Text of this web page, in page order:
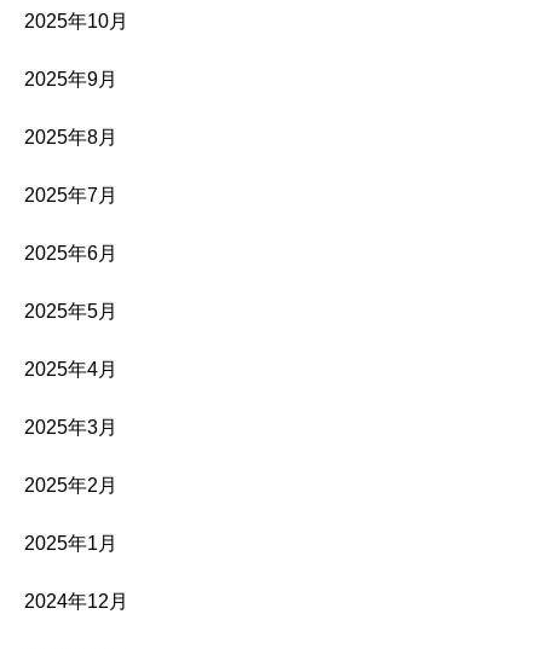
2025年10月
2025年9月
2025年8月
2025年7月
2025年6月
2025年5月
2025年4月
2025年3月
2025年2月
2025年1月
2024年12月